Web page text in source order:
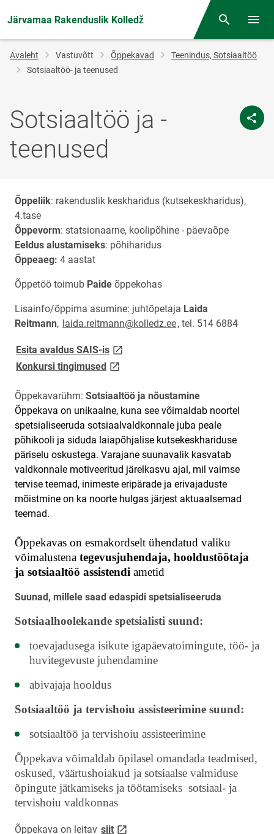
Järvamaa Rakenduslik Kolledž Otsing
Jälglink
Avaleht Vastuvõtt Õppekavad
Teenindus, Sotsiaaltöö
Sotsiaaltöö- ja teenused
Sotsiaaltöö ja -
teenused
Õppeliik: rakenduslik keskharidus (kutsekeskharidus),
4.tase
Õppevorm: statsionaarne, koolipõhine - päevaõpe
Eeldus alustamiseks: põhiharidus
Õppeaeg: 4 aastat
Õppetöö toimub Paide õppekohas
Lisainfo/õppima asumine: juhtõpetaja Laida
Reitmann, laida.reitmann@kolledz.ee, tel. 514 6884
Esita avaldus SAIS-islink opens on new page
Konkursi tingimusedlink opens on new page
Õppekavarühm: Sotsiaaltöö ja nõustamine
Õppekava on unikaalne, kuna see võimaldab noortel
spetsialiseeruda sotsiaalvaldkonnale juba peale
põhikooli ja siduda laiapõhjalise kutsekeskhariduse
päriselu oskustega. Varajane suunavalik kasvatab
valdkonnale motiveeritud järelkasvu ajal, mil vaimse
tervise teemad, inimeste eripärade ja erivajaduste
mõistmine on ka noorte hulgas järjest aktuaalsemad
teemad.
Õppekavas on esmakordselt ühendatud valiku
võimalustena tegevusjuhendaja, hooldustöötaja
ja sotsiaaltöö assistendi ametid
Suunad, millele saad edaspidi spetsialiseeruda
Sotsiaalhoolekande spetsialisti suund:
toevajadusega isikute igapäevatoimingute, töö- ja
huvitegevuste juhendamine
abivajaja hooldus
Sotsiaaltöö ja tervishoiu assisteerimine suund:
sotsiaaltöö ja tervishoiu assisteerimine
Õppekava võimaldab õpilasel omandada teadmised,
oskused, väärtushoiakud ja sotsiaalse valmiduse
õpingute jätkamiseks ja töötamiseks sotsiaal- ja
tervishoiu valdkonnas
Õppekava on leitav siitlink opens on new page